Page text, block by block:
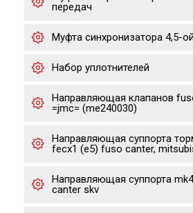
передач
Муфта синхронизатора 4,5-
Набор уплотнителей
Направляющая клапанов
=jmc= (me240030)
Направляющая суппорта
fecx1 (е5) fuso canter,
Направляющая суппорта
canter skv